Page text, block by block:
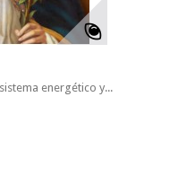
energético y...